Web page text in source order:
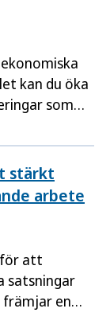
kan du öka
som
stärkt
arbete
att
satsningar
främjar en